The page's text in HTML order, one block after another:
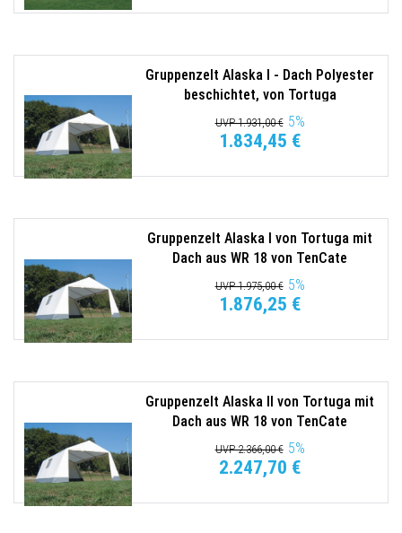
Gruppenzelt Alaska I - Dach Polyester
beschichtet, von Tortuga
UVP 1.931,00 € 5%
1.834,45 €
Gruppenzelt Alaska I von Tortuga mit
Dach aus WR 18 von TenCate
UVP 1.975,00 € 5%
1.876,25 €
Gruppenzelt Alaska II von Tortuga mit
Dach aus WR 18 von TenCate
UVP 2.366,00 € 5%
2.247,70 €